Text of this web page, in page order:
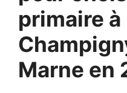
primaire à
Marne en